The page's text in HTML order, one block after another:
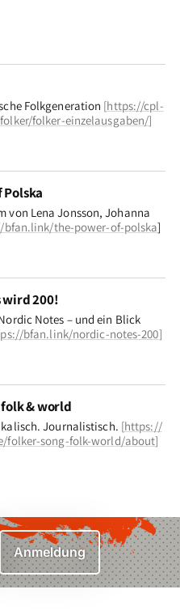
Folkgeneration [https://cpl-
folker-einzelausgaben/]
Polska
von Lena Jonsson, Johanna
the-power-of-polska]
wird 200!
Notes – und ein Blick
bfan.link/nordic-notes-200]
& world
Journalistisch. [https://
folker-song-folk-world/about]
Anmeldung